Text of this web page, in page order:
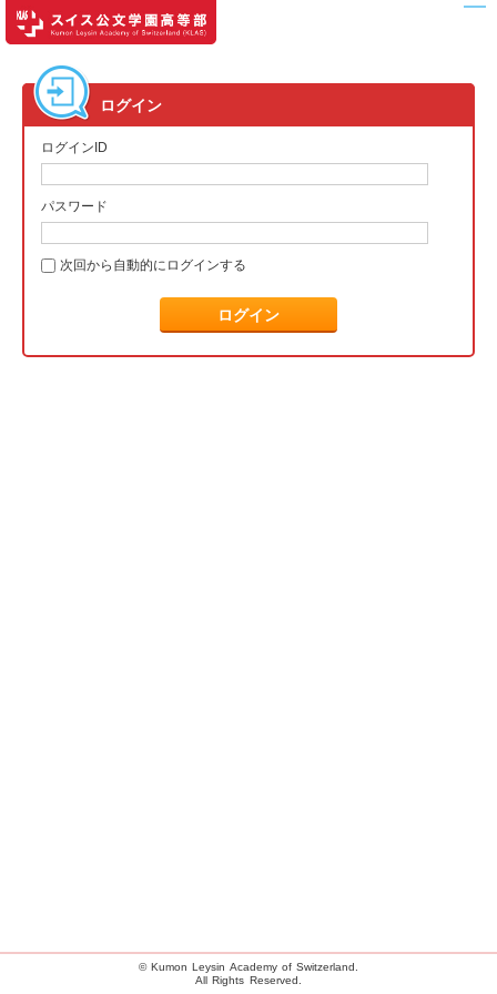
ログイン
ログインID
パスワード
次回から自動的にログインする
ログイン
© Kumon Leysin Academy of Switzerland.
All Rights Reserved.